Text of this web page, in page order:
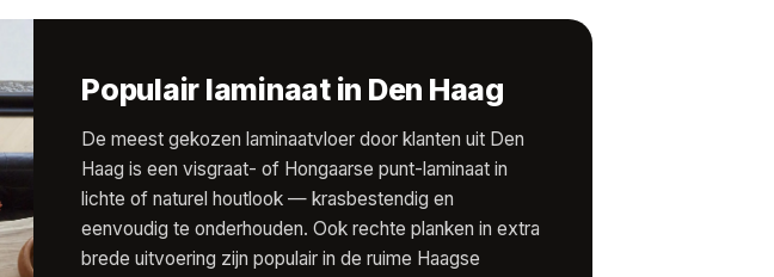
Populair laminaat in Den Haag
De meest gekozen laminaatvloer door klanten uit Den
Haag is een visgraat- of Hongaarse punt-laminaat in
lichte of naturel houtlook — krasbestendig en
eenvoudig te onderhouden. Ook rechte planken in extra
brede uitvoering zijn populair in de ruime Haagse